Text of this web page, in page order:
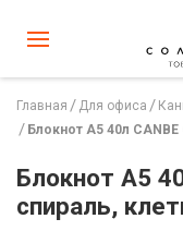
Главная Для офиса
Блокнот А5 40л
Блокнот А5
спираль,